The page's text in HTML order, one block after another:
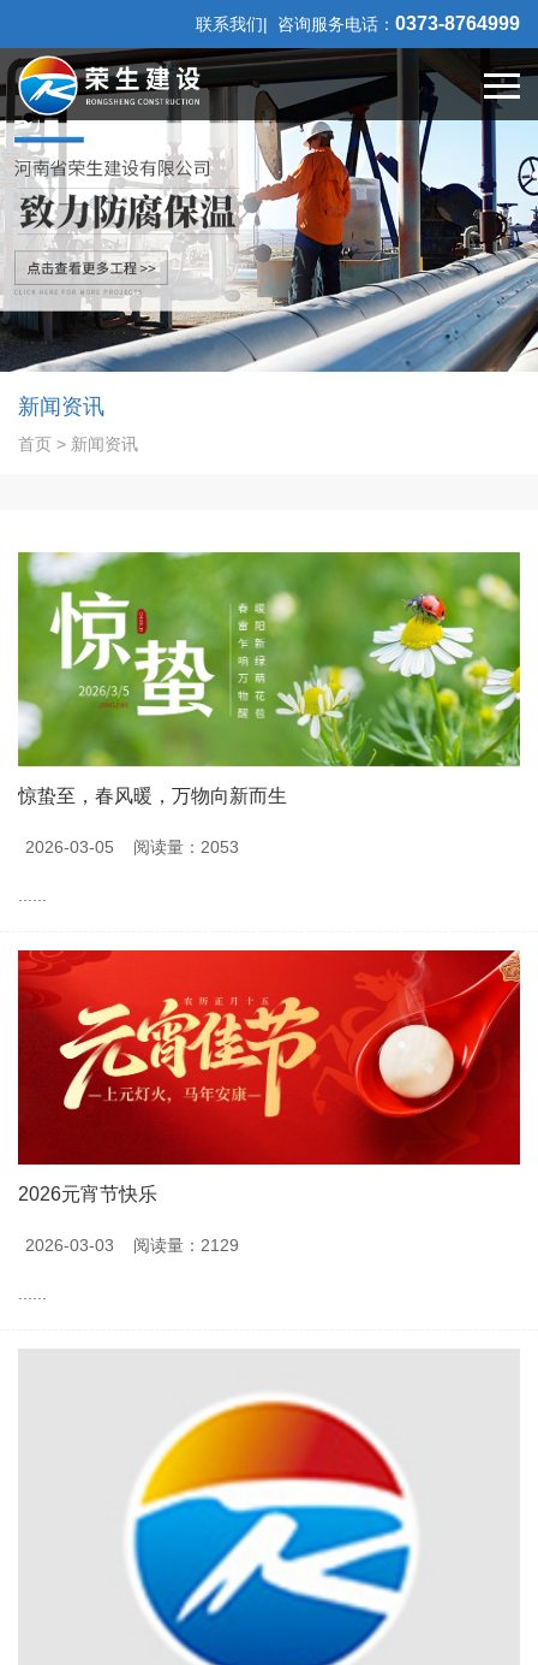
联系我们| 咨询服务电话： 0373-8764999
新闻资讯
首页 > 新闻资讯
惊蛰至，春风暖，万物向新而生
2026-03-05 阅读量：2053
2026元宵节快乐
2026-03-03 阅读量：2129